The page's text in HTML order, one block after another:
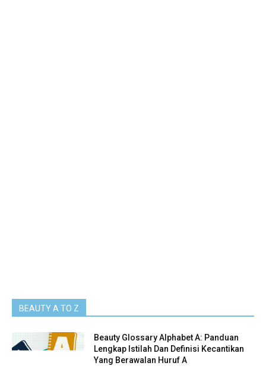
BEAUTY A TO Z
Beauty Glossary Alphabet A: Panduan
Lengkap Istilah Dan Definisi Kecantikan
Yang Berawalan Huruf A